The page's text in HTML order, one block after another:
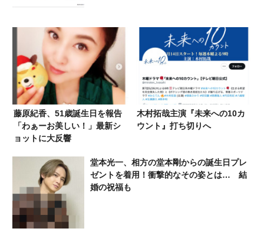
藤原紀香、51歳誕生日を報告
「わぁーお美しい！」最新シ
ョットに大反響
木村拓哉主演『未来への10カ
ウント』打ち切りへ
堂本光一、相方の堂本剛からの誕生日プレ
ゼントを着用！衝撃的なその姿とは… 結
婚の祝福も